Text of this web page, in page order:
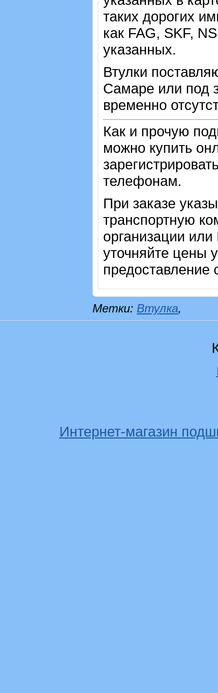
таких дорогих
как FAG, SKF,
указанных.
Втулки
Самаре или под
временно
Как и прочую
можно купить
телефонам.
При заказе
транспортную
организации
уточняйте цены
предоставление
Метки: Втулка,
Интернет-магазин